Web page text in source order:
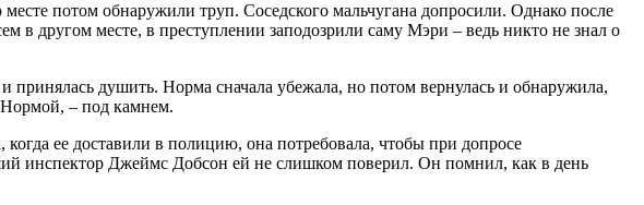
потом обнаружили труп. Соседского мальчугана допросили. Однако после
в другом месте, в преступлении заподозрили саму Мэри – ведь никто не знал о
душить. Норма сначала убежала, но потом вернулась и обнаружила,
Нормой, – под камнем.
ее доставили в полицию, она потребовала, чтобы при допросе
инспектор Джеймс Добсон ей не слишком поверил. Он помнил, как в день